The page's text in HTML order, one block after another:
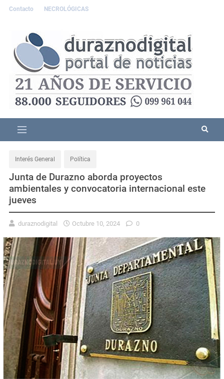
Contacto NECROLÓGICAS
Interés General Política
Junta de Durazno aborda proyectos
ambientales y convocatoria internacional este
jueves
duraznodigital Octubre 10, 2024 0